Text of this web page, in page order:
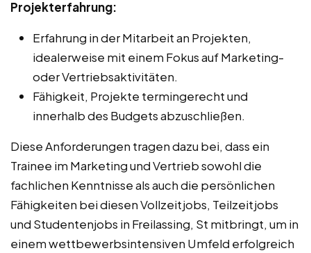
Projekterfahrung:
Erfahrung in der Mitarbeit an Projekten,
idealerweise mit einem Fokus auf Marketing-
oder Vertriebsaktivitäten.
Fähigkeit, Projekte termingerecht und
innerhalb des Budgets abzuschließen.
Diese Anforderungen tragen dazu bei, dass ein
Trainee im Marketing und Vertrieb sowohl die
fachlichen Kenntnisse als auch die persönlichen
Fähigkeiten bei diesen Vollzeitjobs, Teilzeitjobs
und Studentenjobs in Freilassing, St mitbringt, um in
einem wettbewerbsintensiven Umfeld erfolgreich